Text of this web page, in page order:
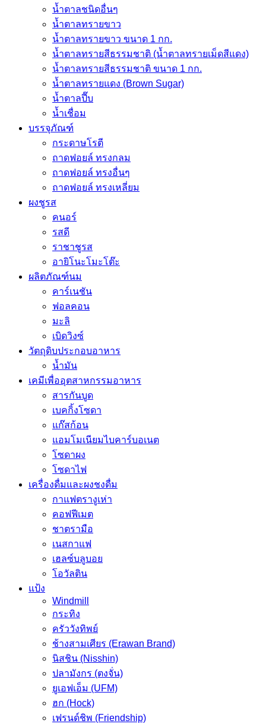
น้ำตาลชนิดอื่นๆ
น้ำตาลทรายขาว
น้ำตาลทรายขาว ขนาด 1 กก.
น้ำตาลทรายสีธรรมชาติ (น้ำตาลทรายเม็ดสีแดง)
น้ำตาลทรายสีธรรมชาติ ขนาด 1 กก.
น้ำตาลทรายแดง (Brown Sugar)
น้ำตาลปี๊บ
น้ำเชื่อม
บรรจุภัณฑ์
กระดาษโรตี
ถาดฟอยล์ ทรงกลม
ถาดฟอยล์ ทรงอื่นๆ
ถาดฟอยล์ ทรงเหลี่ยม
ผงชูรส
คนอร์
รสดี
ราชาชูรส
อายิโนะโมะโต๊ะ
ผลิตภัณฑ์นม
คาร์เนชัน
ฟอลคอน
มะลิ
เบิดวิงซ์
วัตถุดิบประกอบอาหาร
น้ำมัน
เคมีเพื่ออุตสาหกรรมอาหาร
สารกันบูด
เบคกิ้งโซดา
แก๊สก้อน
แอมโมเนียมไบคาร์บอเนต
โซดาผง
โซดาไฟ
เครื่องดื่มและผงชงดื่ม
กาแฟตรางูเห่า
คอฟฟีเมต
ชาตรามือ
เนสกาแฟ
เฮลซ์บลูบอย
โอวัลติน
แป้ง
Windmill
กระทิง
ครัววังทิพย์
ช้างสามเศียร (Erawan Brand)
นิสชิน (Nisshin)
ปลามังกร (ตงจั่น)
ยูเอฟเอ็ม (UFM)
ฮก (Hock)
เฟรนด์ชิพ (Friendship)